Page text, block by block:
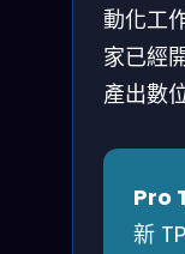
動化工
家已經
產出數
Pro
新